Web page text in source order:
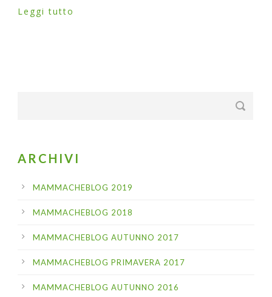
Leggi tutto
ARCHIVI
MAMMACHEBLOG 2019
MAMMACHEBLOG 2018
MAMMACHEBLOG AUTUNNO 2017
MAMMACHEBLOG PRIMAVERA 2017
MAMMACHEBLOG AUTUNNO 2016